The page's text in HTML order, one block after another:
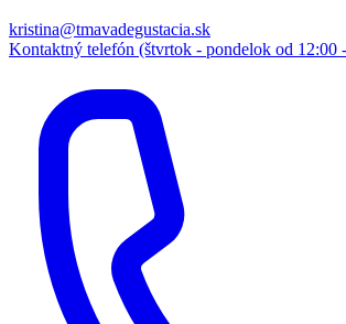
kristina@tmavadegustacia.sk
Kontaktný telefón (štvrtok - pondelok od 12:00